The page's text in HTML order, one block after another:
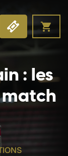
: les
match